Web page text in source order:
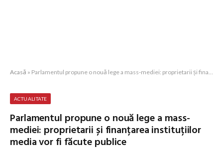
Acasă » Parlamentul propune o nouă lege a mass-mediei: proprietarii și finanțarea instituțiilor media vor fi făcute publice
ACTUALITATE
Parlamentul propune o nouă lege a mass-
mediei: proprietarii și finanțarea instituțiilor
media vor fi făcute publice